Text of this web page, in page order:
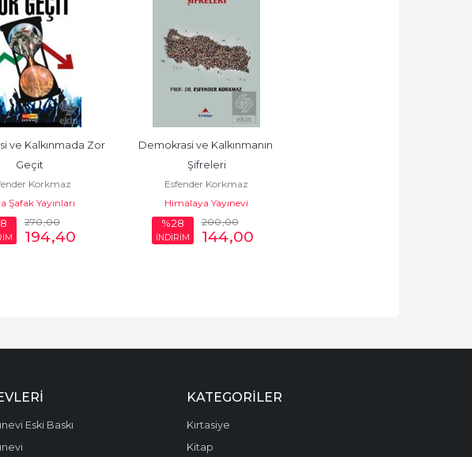
ve Kalkınmada Zor
Geçit
Korkmaz
Şafak Yayınları
270,00
194,40
Demokrasi ve Kalkınmanın
Şifreleri
Esfender Korkmaz
Himalaya Yayınevi
%28
İNDİRİM
200,00
144,00
Eski Baskı
KATEGORILER
Kırtasiye
Kitap